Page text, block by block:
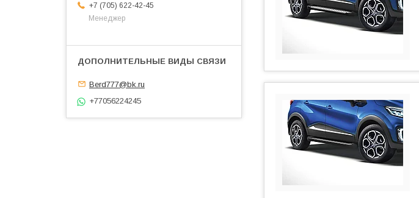
+7 (705) 622-42-45
Менеджер
Berd777@bk.ru
+77056224245